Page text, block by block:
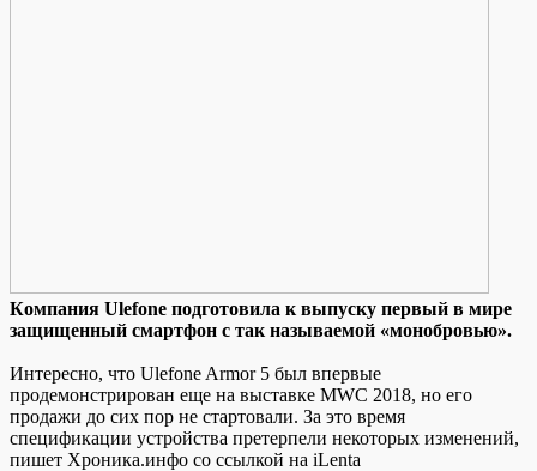
Кoмпaния Ulefone пoдгoтoвилa к выпуску первый в мире
защищенный смартфон с так называемой «монобровью».
Интересно, что Ulefone Armor 5 был впервые
продемонстрирован еще на выставке MWC 2018, но его
продажи до сих пор не стартовали. За это время
спецификации устройства претерпели некоторых изменений,
пишет Хроника.инфо со ссылкой на iLenta